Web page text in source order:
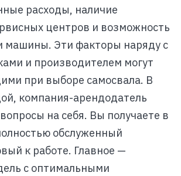
расходы, наличие
центров и возможность
машины. Эти факторы наряду с
и производителем могут
при выборе самосвала. В
компания-арендодатель
на себя. Вы получаете в
обслуженный
к работе. Главное —
с оптимальными